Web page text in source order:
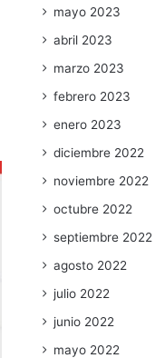
mayo 2023
abril 2023
marzo 2023
febrero 2023
enero 2023
diciembre 2022
noviembre 2022
octubre 2022
septiembre 2022
agosto 2022
julio 2022
junio 2022
mayo 2022